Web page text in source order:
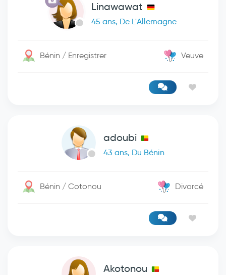
Linawawat
45 ans, De L'Allemagne
Bénin / Enregistrer Veuve
adoubi
43 ans, Du Bénin
Bénin / Cotonou Divorcé
Akotonou